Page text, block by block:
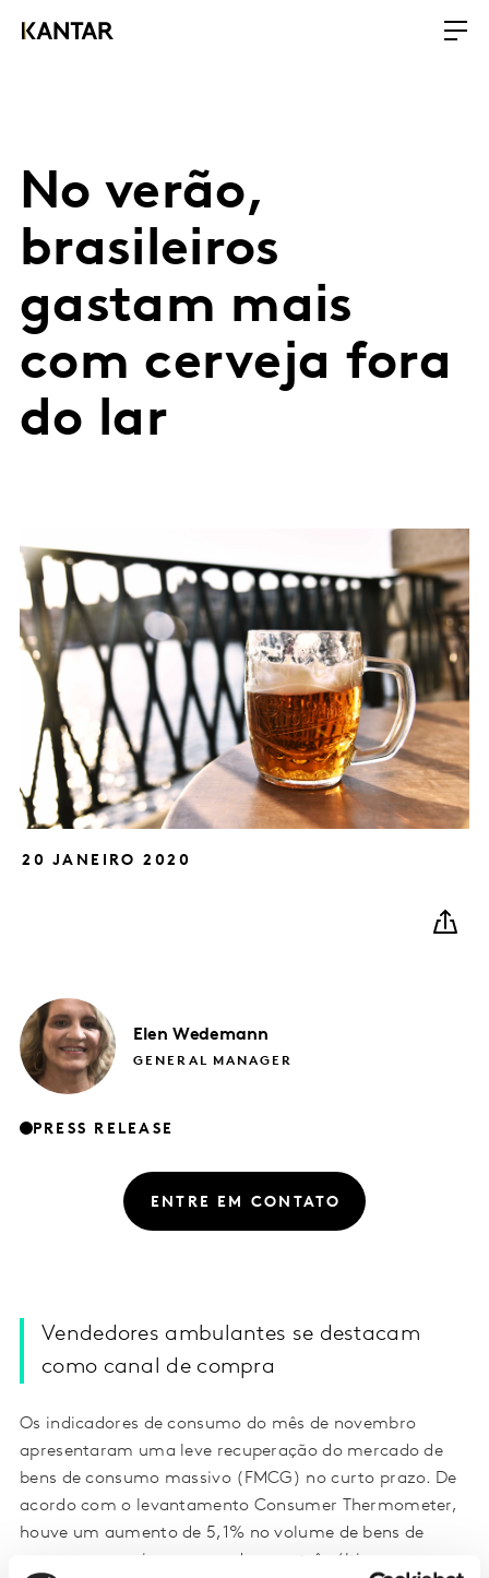
No verão,
brasileiros
gastam mais
com cerveja fora
do lar
20 JANEIRO 2020
Elen Wedemann
GENERAL MANAGER
PRESS RELEASE
ENTRE EM CONTATO
Vendedores ambulantes se destacam
como canal de compra
Os indicadores de consumo do mês de novembro
apresentaram uma leve recuperação do mercado de
bens de consumo massivo (FMCG) no curto prazo. De
acordo com o levantamento Consumer Thermometer,
houve um aumento de 5,1% no volume de bens de
consumo massivo comprados nos três últimos meses